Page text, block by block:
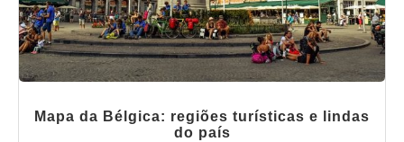
Mapa da Bélgica: regiões turísticas e lindas
do país